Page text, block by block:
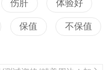
伤肝 体验好
保值 不保值